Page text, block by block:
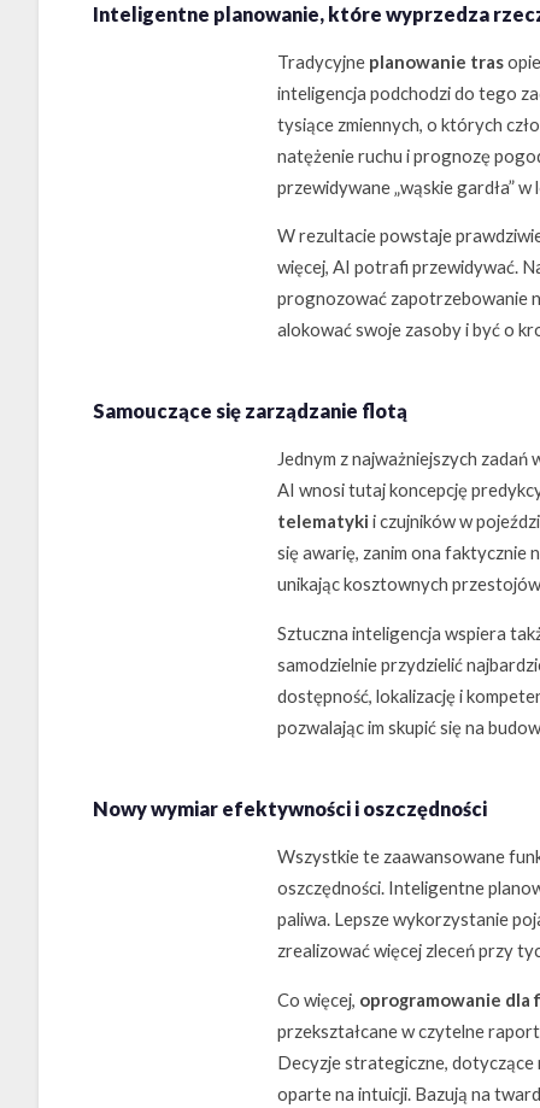
Inteligentne planowanie, które wyprzedza
Tradycyjne planowanie tras
inteligencja podchodzi do tego
tysiące zmiennych, o których
natężenie ruchu i prognozę
przewidywane „wąskie gardła”
W rezultacie powstaje
więcej, AI potrafi przewidywać.
prognozować zapotrzebowanie
alokować swoje zasoby i być o
Samouczące się zarządzanie flotą
Jednym z najważniejszych
AI wnosi tutaj koncepcję
telematyki i czujników w
się awarię, zanim ona faktycznie
unikając kosztownych
Sztuczna inteligencja wspiera
samodzielnie przydzielić
dostępność, lokalizację i
pozwalając im skupić się na
Nowy wymiar efektywności i oszczędności
Wszystkie te zaawansowane
oszczędności. Inteligentne
paliwa. Lepsze wykorzystanie
zrealizować więcej zleceń przy
Co więcej, oprogramowanie
przekształcane w czytelne
Decyzje strategiczne, dotyczące
oparte na intuicji. Bazują na